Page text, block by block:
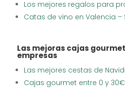
Los mejores regalos para
Catas de vino en Valencia –
Las mejoras cajas
empresas
Las mejores cestas de
Cajas gourmet entre 0 y 30€